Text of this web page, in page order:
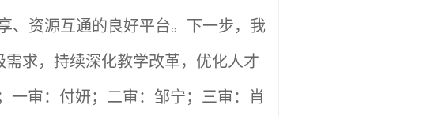
、资源互通的良好平台。下一步，我
求，持续深化教学改革，优化人才
一审：付妍；二审：邹宁；三审：肖